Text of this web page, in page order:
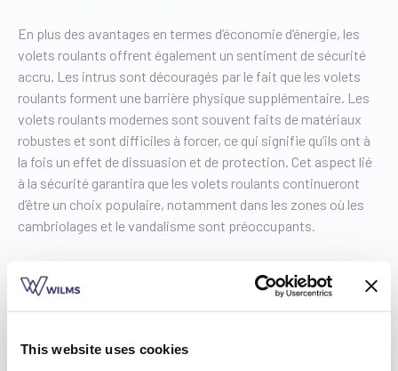
This website uses cookies
En plus des avantages en termes d’économie d’énergie, les
volets roulants offrent également un sentiment de sécurité
accru. Les intrus sont découragés par le fait que les volets
roulants forment une barrière physique supplémentaire. Les
volets roulants modernes sont souvent faits de matériaux
robustes et sont difficiles à forcer, ce qui signifie qu’ils ont à
la fois un effet de dissuasion et de protection. Cet aspect lié
à la sécurité garantira que les volets roulants continueront
d’être un choix populaire, notamment dans les zones où les
cambriolages et le vandalisme sont préoccupants.
3. Intimité et confort
roulants offrent une solution simple mais efficace. Ils